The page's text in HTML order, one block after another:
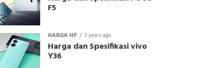
F5
HARGA HP 3 years ago
Harga dan Spesifikasi vivo
Y36